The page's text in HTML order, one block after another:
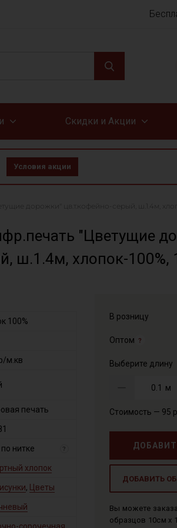
Скидки и Акции
Условия акции
дорожки" цв.т.кофейно-серый, ш.1.4м,
"Цветущие
ш.1.4м, хлопок-100%,
В розницу
Оптом
Выберите длину
м
Стоимость — 95
ДОБАВИТЬ
Вы можете
образцов 10см x
100%
м.кв
печать
нитке ?
хлопок
, Цветы